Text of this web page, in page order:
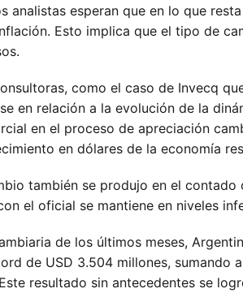
analistas esperan que en lo que
Esto implica que el tipo de
como el caso de Invecq
en relación a la evolución de la
en el proceso de apreciación
en dólares de la economía
también se produjo en el
el oficial se mantiene en niveles
de los últimos meses,
de USD 3.504 millones, sumando
resultado sin antecedentes se